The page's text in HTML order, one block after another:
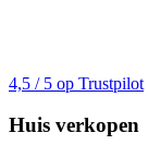
4,5 / 5 op Trustpilot
Huis verkopen